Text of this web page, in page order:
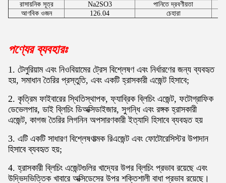
রাসায়নিক সূত্র
Na2SO3
পানিতে দ্রবণীয়তা
আণবিক ওজন
126.04 চেহারা
পণ্যের ব্যবহারঃ
1. টেলুরিয়াম এবং নিওবিয়ামের ট্রেস বিশ্লেষণ এবং নির্ধারণের জন্য ব্যবহৃত
হয়, সমাধান তৈরির প্রস্তুতি, এবং একটি হ্রাসকারী এজেন্ট হিসাবে;
2. কৃত্রিম ফাইবারের স্থিতিস্থাপক, ফ্যাব্রিক ব্লিচিং এজেন্ট, ফটোগ্রাফিক
ডেভেলপার, ডাই ব্লিচিং ডিঅক্সিডাইজার, সুগন্ধি এবং রঙ্গক হ্রাসকারী
এজেন্ট, কাগজ তৈরির লিগনিন অপসারণকারী ইত্যাদি হিসাবে ব্যবহৃত হয়
3. এটি একটি সাধারণ বিশ্লেষণাত্মক রিএজেন্ট এবং ফোটোরেসিস্টর উপাদান
হিসাবে ব্যবহৃত হয়;
4. হ্রাসকারী ব্লিচিং এজেন্টগুলির খাদ্যের উপর ব্লিচিং প্রভাব রয়েছে এবং
উদ্ভিদভিত্তিক খাবারে অক্সিডেসের উপর শক্তিশালী বাধা প্রভাব রয়েছে।